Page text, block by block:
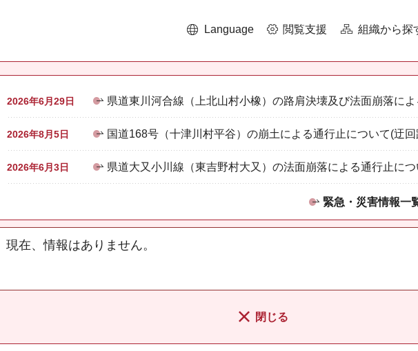
Language 閲覧支援 組織から探
2026年6月29日 県道東川河合線（上北山村小橡）の路肩決壊及び法面崩落に
2026年8月5日 国道168号（十津川村平谷）の崩土による通行止について(迂
2026年6月3日 県道大又小川線（東吉野村大又）の法面崩落による通行止につ
緊急・災害情報一
現在、情報はありません。
閉じる